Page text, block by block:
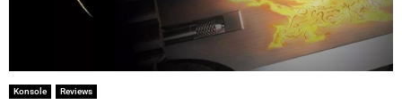
Konsole Reviews